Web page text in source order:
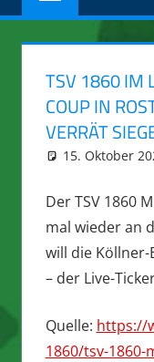
TSV 1860 IM
COUP IN
VERRÄT
15. Oktober
Der TSV 1860
mal wieder an
will die
– der Live-
Quelle: https://
1860/tsv-